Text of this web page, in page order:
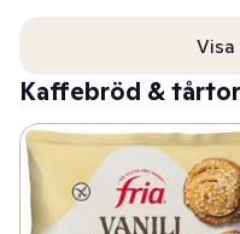
Visa
Kaffebröd & tårtor